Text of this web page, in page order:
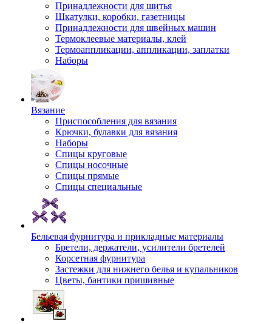
Принадлежности для шитья
Шкатулки, коробки, газетницы
Принадлежности для швейных машин
Термоклеевые материалы, клей
Термоаппликации, аппликации, заплатки
Наборы
Вязание
Приспособления для вязания
Крючки, булавки для вязания
Наборы
Спицы круговые
Спицы носочные
Спицы прямые
Спицы специальные
Бельевая фурнитура и прикладные материалы
Бретели, держатели, усилители бретелей
Корсетная фурнитура
Застежки для нижнего белья и купальников
Цветы, бантики пришивные